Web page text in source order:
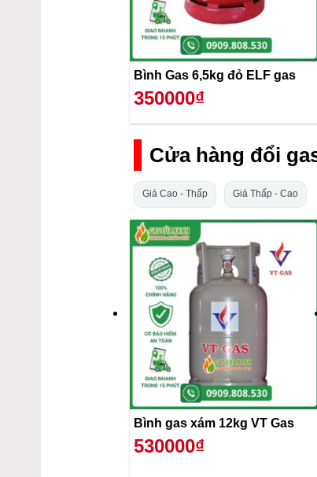
Bình Gas 6,5kg đỏ ELF gas
350000₫
Cửa hàng đổi
Giá Cao - Thấp Giá Thấp - Cao
Bình gas xám 12kg VT Gas
530000₫